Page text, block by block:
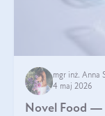
mgr inż. Anna
4 maj 2026
Novel Food —